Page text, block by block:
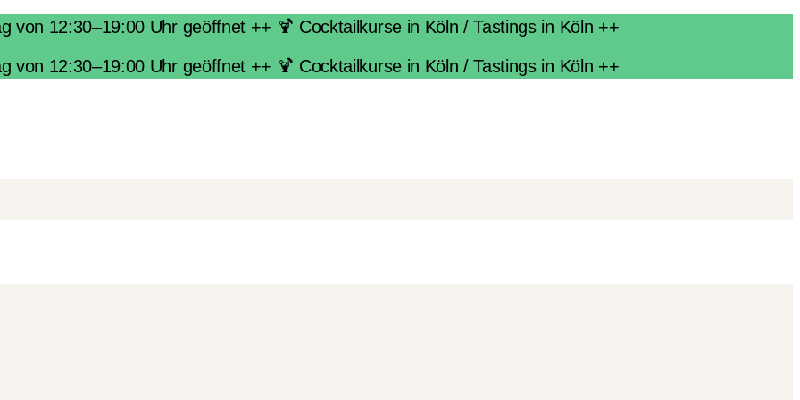
von 12:30–19:00 Uhr geöffnet ++ 🍹 Cocktailkurse in Köln / Tastings in Köln ++
von 12:30–19:00 Uhr geöffnet ++ 🍹 Cocktailkurse in Köln / Tastings in Köln ++